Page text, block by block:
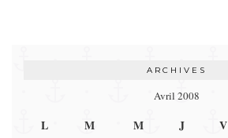
ARCHIVES
Avril 2008
L M M J V